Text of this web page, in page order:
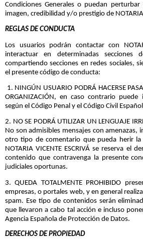
Condiciones Generales o puedan
imagen, credibilidad y/o prestigio de NOTARIA
REGLAS DE CONDUCTA
Los usuarios podrán contactar con
interactuar en determinadas
compartiendo secciones en redes sociales,
el presente código de conducta:
1. NINGÚN USUARIO PODRÁ HACERSE
ORGANIZACIÓN, en caso contrario
según el Código Penal y el Código Civil
2. NO SE PODRÁ UTILIZAR UN LENGUAJE
No son admisibles mensajes con amenazas,
otro tipo de comentario que pueda herir la
NOTARIA VICENTE ESCRIVÁ se reserva el
contenido que contravenga la presente
judiciales oportunas.
3. QUEDA TOTALMENTE PROHIBIDO
empresas, o portales web, y en general
spam. Ese tipo de contenidos serán
que llevaron a cabo tal acción e incluso
Agencia Española de Protección de Datos.
DERECHOS DE PROPIEDAD